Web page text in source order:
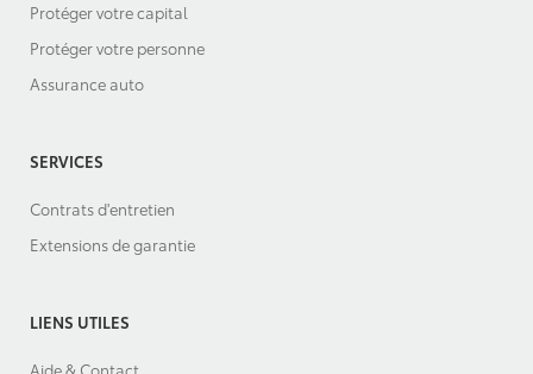
Protéger votre capital
Protéger votre personne
Assurance auto
SERVICES
Contrats d'entretien
Extensions de garantie
LIENS UTILES
Aide & Contact